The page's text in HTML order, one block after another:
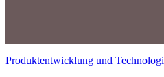
Produktentwicklung und